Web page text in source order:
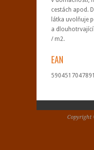
cestách apod.
látka uvolňuje
a dlouhotrvající
/ m2.
EAN
5904517047891
Copyright